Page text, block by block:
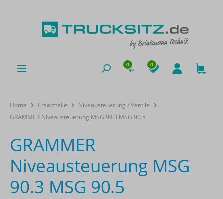
0 0
Home Ersatzteile
Niveausteuerung / Ventile
GRAMMER Niveausteuerung MSG 90.3 MSG 90.5
GRAMMER
Niveausteuerung MSG
90.3 MSG 90.5